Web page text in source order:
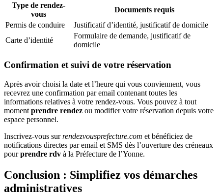
Type de rendez-
vous
Documents requis
Permis de conduire
Justificatif d’identité, justificatif de domicile
Carte d’identité
Formulaire de demande, justificatif de
domicile
Confirmation et suivi de votre réservation
Après avoir choisi la date et l’heure qui vous conviennent, vous
recevrez une confirmation par email contenant toutes les
informations relatives à votre rendez-vous. Vous pouvez à tout
moment prendre rendez ou modifier votre réservation depuis votre
espace personnel.
Inscrivez-vous surrendezvousprefecture.com et bénéficiez de
notifications directes par email et SMS dès l’ouverture des créneaux
pourprendre rdv à la Préfecture de l’Yonne.
Conclusion : Simplifiez vos démarches
administratives